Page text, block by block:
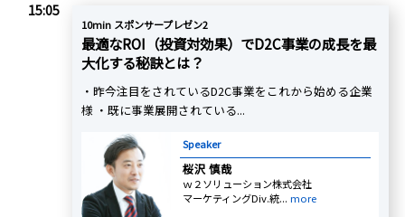
15:05
10min スポンサープレゼン2
最適なROI（投資対効果）でD2C事業の成長を最
大化する秘訣とは？
・昨今注目をされているD2C事業をこれから始める企業
様 ・既に事業展開されている...
Speaker
桜沢 慎哉
ｗ２ソリューション株式会社
マーケティングDiv.統... more